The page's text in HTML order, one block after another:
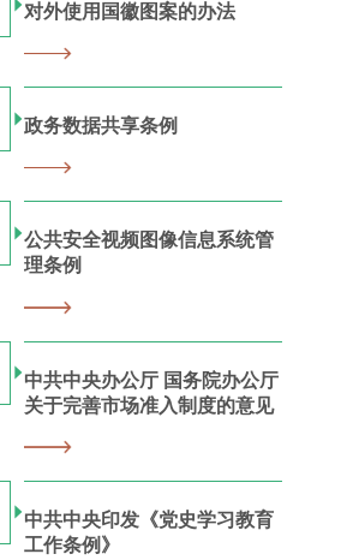
对外使用国徽图案的办法
政务数据共享条例
公共安全视频图像信息系统管
理条例
中共中央办公厅 国务院办公厅
关于完善市场准入制度的意见
中共中央印发《党史学习教育
工作条例》